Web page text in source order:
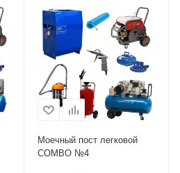
Моечный пост легковой
COMBO №4